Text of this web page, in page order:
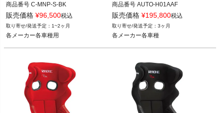
商品番号 C-MNP-S-BK
C_MNP-S-BK
12VIVID"C MNP-S-BK"
販売価格 ¥96,500税込
1~2ヶ月
各メーカー各車種用
商品番号 AUTO-H01AAF
ブラック品番：H01AAF
各メーカー各車種
販売価格 ¥195,800税込
3ヶ月
各メーカー各車種